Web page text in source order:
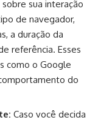
sua interação
de navegador,
a duração da
referência. Esses
como o Google
do
Caso você decida